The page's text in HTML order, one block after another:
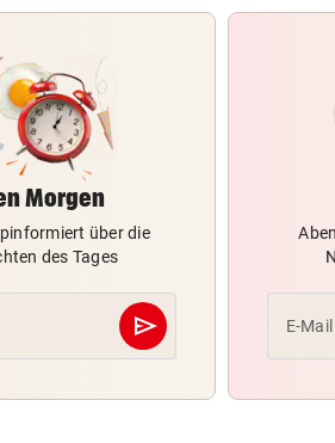
Morgen
über die
des Tages
send
Abschicken E-Mail